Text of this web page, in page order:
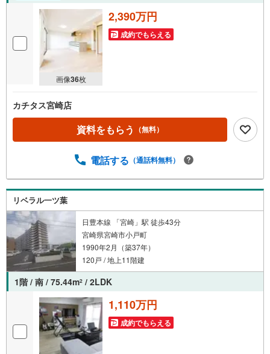
画像36枚
2,390万円
成約でもらえる
カチタス宮崎店
資料をもらう （無料）
電話する （通話料無料）
リベラル一ツ葉
日豊本線 「宮崎」駅 徒歩43分
宮崎県宮崎市小戸町
1990年2月（築37年）
120戸 / 地上11階建
1階 / 南 / 75.44m2 / 2LDK
1,110万円
成約でもらえる